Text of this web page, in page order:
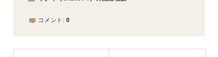
コメント:0